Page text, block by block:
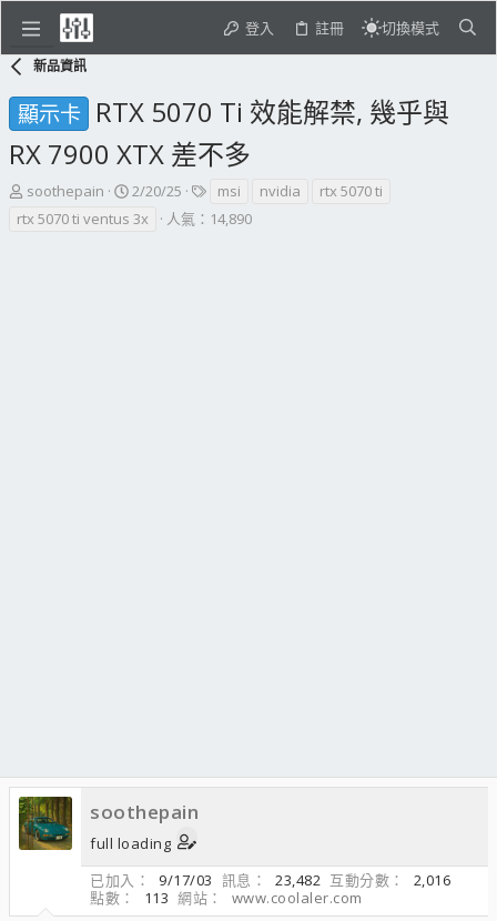
登入 註冊 切換模式
新品資訊
顯示卡 RTX 5070 Ti 效能解禁, 幾乎與
RX 7900 XTX 差不多
主
題
soothepain
開
始
2/20/25
標
籤
msi nvidia
rtx 5070 ti
rtx 5070 ti ventus 3x
人氣：14,890
soothepain
full loading
已加入
9/17/03 訊息 23,482 互動分數
2,016
點數
113 網站
www.coolaler.com